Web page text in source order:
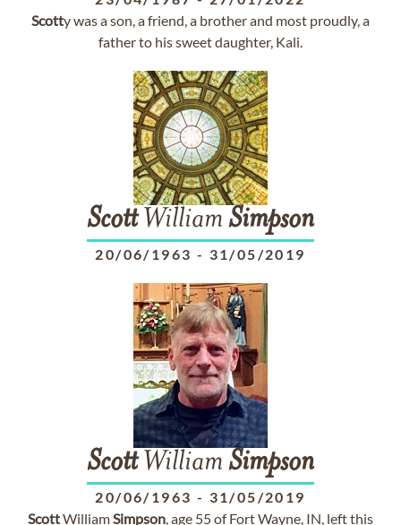
Scotty was a son, a friend, a brother and most proudly, a
father to his sweet daughter, Kali.
ScottWilliam Simpson
20/06/1963 - 31/05/2019
ScottWilliam Simpson
20/06/1963 - 31/05/2019
ScottWilliamSimpson, age 55 of Fort Wayne, IN, left this